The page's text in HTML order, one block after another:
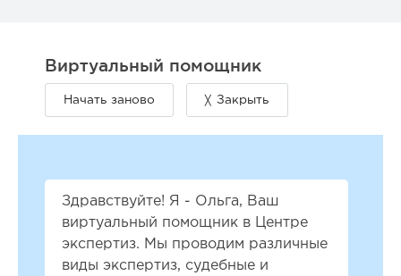
Здравствуйте! Я - Ольга, Ваш
виртуальный помощник в Центре
экспертиз. Мы проводим различные
виды экспертиз, судебные и